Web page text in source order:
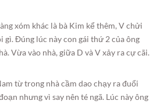
xóm khác là bà Kim kể thêm, V chửi
gì. Đúng lúc này con gái thứ 2 của ông
Vừa vào nhà, giữa D và V xảy ra cự cãi.
từ trong nhà cầm dao chạy ra đuổi
nhưng vì say nên té ngã. Lúc này ông